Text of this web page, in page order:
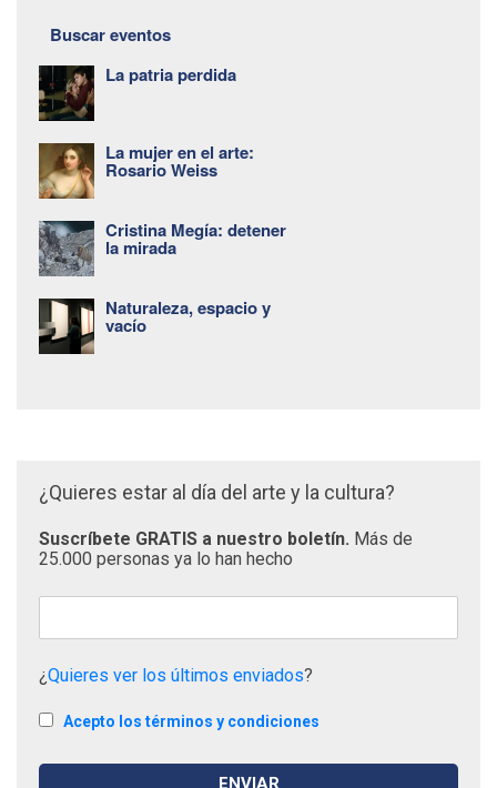
Buscar eventos
La patria perdida
La mujer en el arte:
Rosario Weiss
Cristina Megía: detener
la mirada
Naturaleza, espacio y
vacío
¿Quieres estar al día del arte y la cultura?
Suscríbete GRATIS a nuestro boletín. Más de
25.000 personas ya lo han hecho
¿Quieres ver los últimos enviados?
Acepto los términos y condiciones